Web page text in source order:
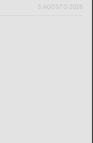
5 AGOSTO 2026